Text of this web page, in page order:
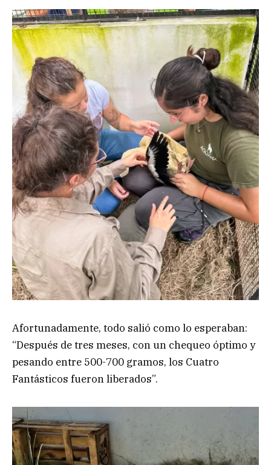
Afortunadamente, todo salió como lo esperaban:
“Después de tres meses, con un chequeo óptimo y
pesando entre 500-700 gramos, los Cuatro
Fantásticos fueron liberados”.